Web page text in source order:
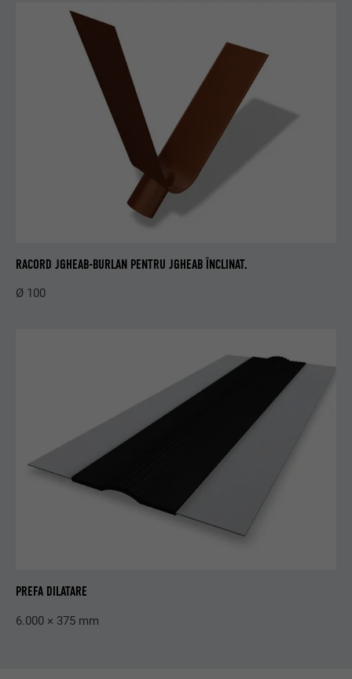
RACORD JGHEAB-BURLAN PENTRU JGHEAB ÎNCLINAT.
Ø 100
PREFA DILATARE
6.000 × 375 mm